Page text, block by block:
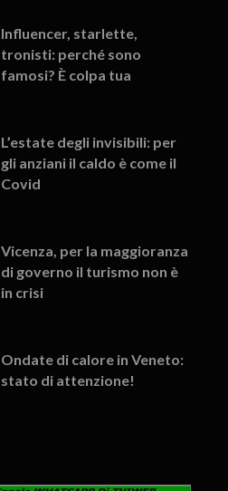
Influencer, starlette,
tronisti: perché sono
famosi? È colpa tua
L’estate degli invisibili: per
gli anziani il caldo è come il
Covid
Vicenza, per la maggioranza
di governo il turismo non è
in crisi
Ondate di calore in Veneto:
stato di attenzione!